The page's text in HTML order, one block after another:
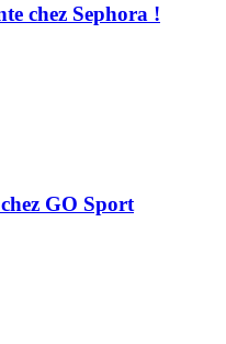
chez Sephora !
GO Sport